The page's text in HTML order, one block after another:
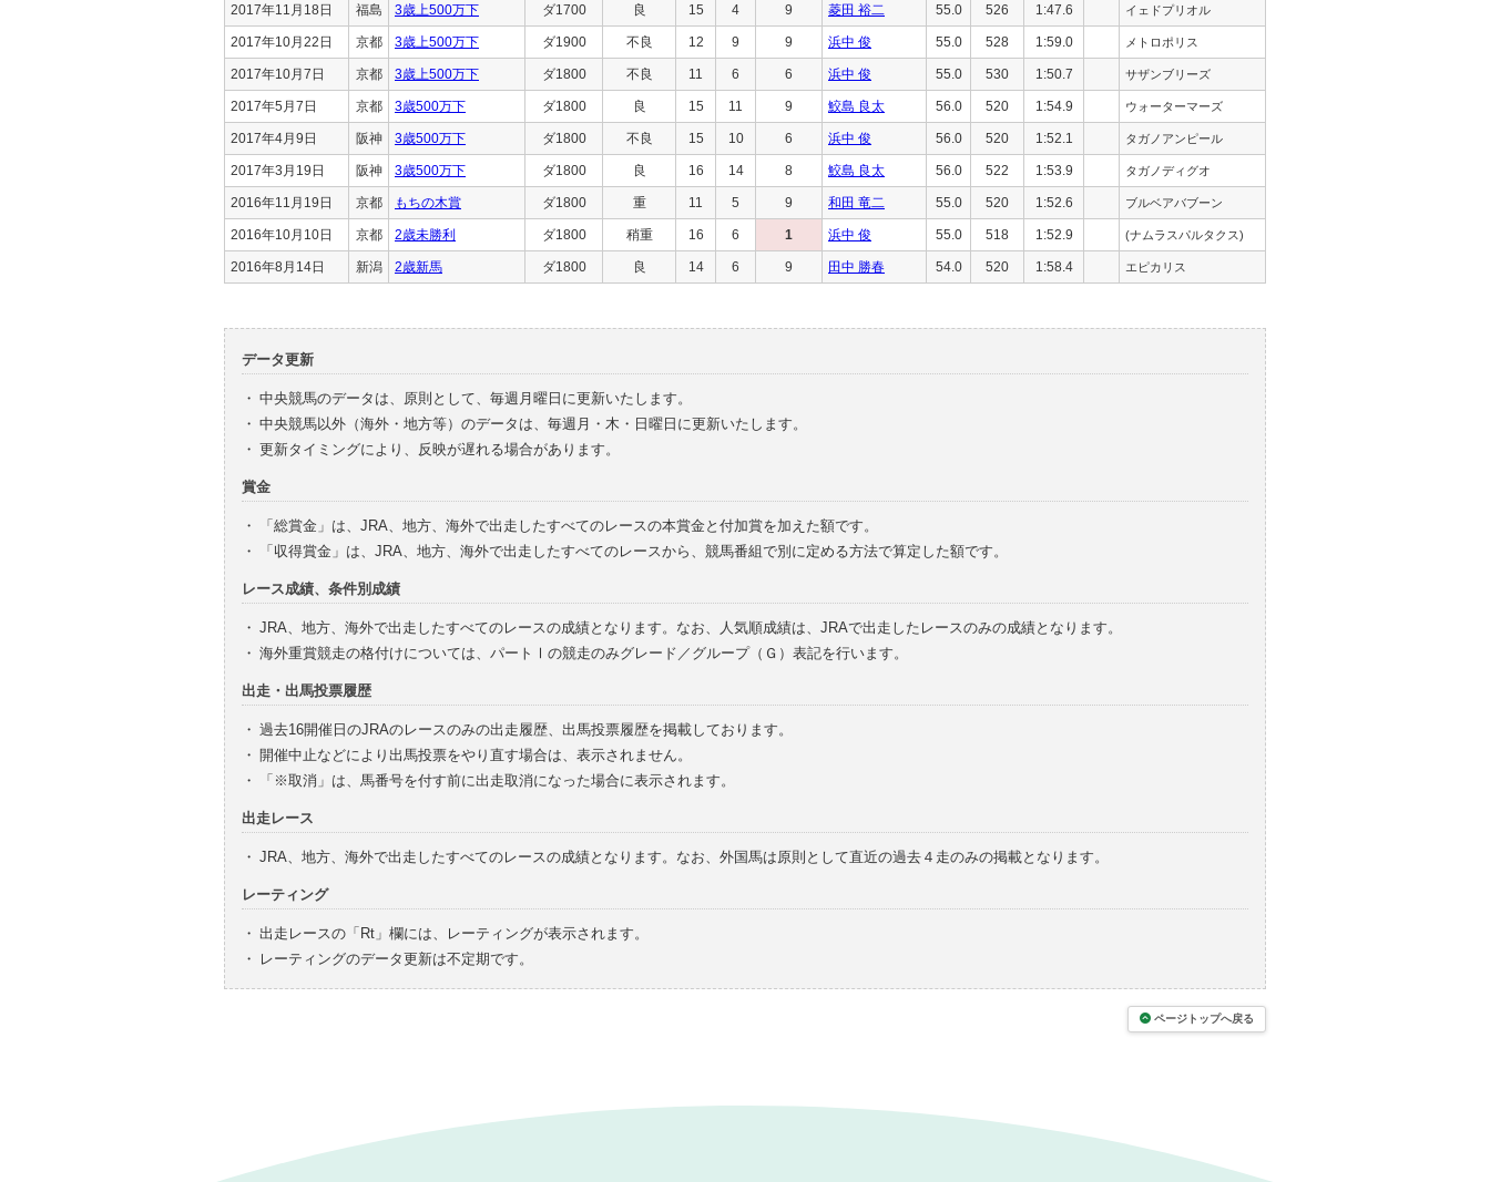
2017年11月18日 福島 3歳上500万下 ダ1700 良 15 4 9 菱田 裕二 55.0 526 1:47.6 イェドプリオル
2017年10月22日 京都 3歳上500万下 ダ1900 不良 12 9 9 浜中 俊 55.0 528 1:59.0 メトロポリス
2017年10月7日 京都 3歳上500万下 ダ1800 不良 11 6 6 浜中 俊 55.0 530 1:50.7 サザンブリーズ
2017年5月7日 京都 3歳500万下 ダ1800 良 15 11 9 鮫島 良太 56.0 520 1:54.9 ウォーターマーズ
2017年4月9日 阪神 3歳500万下 ダ1800 不良 15 10 6 浜中 俊 56.0 520 1:52.1 タガノアンピール
2017年3月19日 阪神 3歳500万下 ダ1800 良 16 14 8 鮫島 良太 56.0 522 1:53.9 タガノディグオ
2016年11月19日 京都 もちの木賞 ダ1800 重 11 5 9 和田 竜二 55.0 520 1:52.6 ブルベアバブーン
2016年10月10日 京都 2歳未勝利 ダ1800 稍重 16 6 1 浜中 俊 55.0 518 1:52.9 (ナムラスパルタクス)
2016年8月14日 新潟 2歳新馬 ダ1800 良 14 6 9 田中 勝春 54.0 520 1:58.4 エピカリス
データ更新
・ 中央競馬のデータは、原則として、毎週月曜日に更新いたします。
・ 中央競馬以外（海外・地方等）のデータは、毎週月・木・日曜日に更新いたします。
・ 更新タイミングにより、反映が遅れる場合があります。
賞金
・
「総賞金」は、JRA、地方、海外で出走したすべてのレースの本賞金と付加賞を加えた額です。
・
「収得賞金」は、JRA、地方、海外で出走したすべてのレースから、競馬番組で別に定める方法で算定した額です。
レース成績、条件別成績
・ JRA、地方、海外で出走したすべてのレースの成績となります。なお、人気順成績は、JRAで出走したレースのみの成績となります。
・ 海外重賞競走の格付けについては、パートⅠの競走のみグレード／グループ（Ｇ）表記を行います。
出走・出馬投票履歴
・ 過去16開催日のJRAのレースのみの出走履歴、出馬投票履歴を掲載しております。
・ 開催中止などにより出馬投票をやり直す場合は、表示されません。
・
「※取消」は、馬番号を付す前に出走取消になった場合に表示されます。
出走レース
・ JRA、地方、海外で出走したすべてのレースの成績となります。なお、外国馬は原則として直近の過去４走のみの掲載となります。
レーティング
・ 出走レースの「Rt」欄には、レーティングが表示されます。
・
レーティングのデータ更新は不定期です。
ページトップへ戻る